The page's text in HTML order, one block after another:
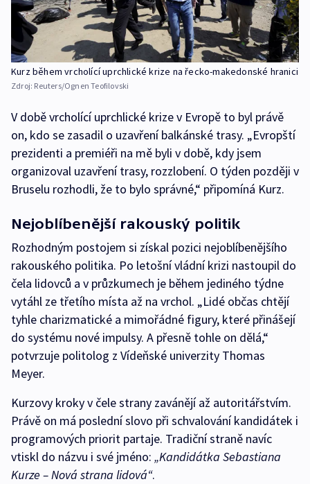
Kurz během vrcholící uprchlické krize na řecko-makedonské hranici
Zdroj: Reuters/Ognen Teofilovski
V době vrcholící uprchlické krize v Evropě to byl právě
on, kdo se zasadil o uzavření balkánské trasy. „Evropští
prezidenti a premiéři na mě byli v době, kdy jsem
organizoval uzavření trasy, rozzlobení. O týden později v
Bruselu rozhodli, že to bylo správné,“ připomíná Kurz.
Nejoblíbenější rakouský politik
Rozhodným postojem si získal pozici nejoblíbenějšího
rakouského politika. Po letošní vládní krizi nastoupil do
čela lidovců a v průzkumech je během jediného týdne
vytáhl ze třetího místa až na vrchol. „Lidé občas chtějí
tyhle charizmatické a mimořádné figury, které přinášejí
do systému nové impulsy. A přesně tohle on dělá,“
potvrzuje politolog z Vídeňské univerzity Thomas
Meyer.
Kurzovy kroky v čele strany zavánějí až autoritářstvím.
Právě on má poslední slovo při schvalování kandidátek i
programových priorit partaje. Tradiční straně navíc
vtiskl do názvu i své jméno: „Kandidátka Sebastiana
Kurze – Nová strana lidová“.